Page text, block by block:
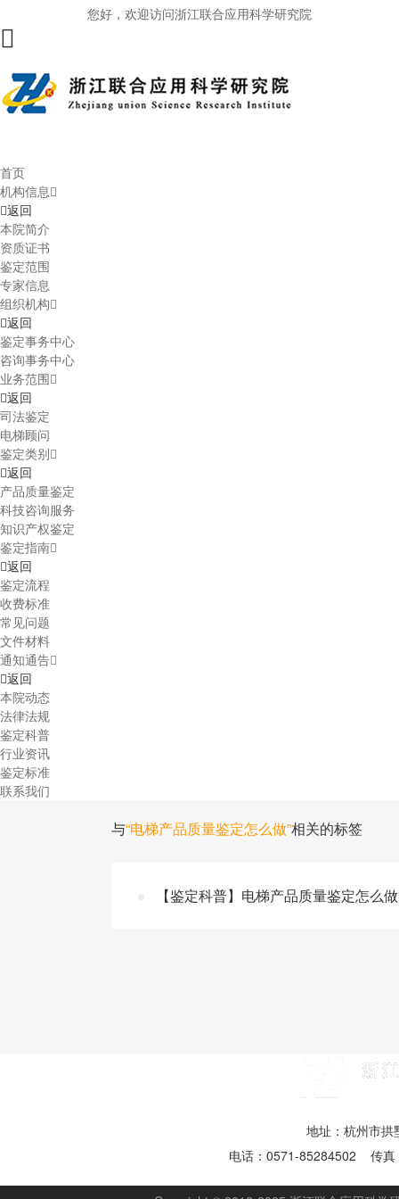
您好，欢迎访问浙江联合应用科学研究院
首页
机构信息
返回
本院简介
资质证书
鉴定范围
专家信息
组织机构
返回
鉴定事务中心
咨询事务中心
业务范围
返回
司法鉴定
电梯顾问
鉴定类别
返回
产品质量鉴定
科技咨询服务
知识产权鉴定
鉴定指南
返回
鉴定流程
收费标准
常见问题
文件材料
通知通告
返回
本院动态
法律法规
鉴定科普
行业资讯
鉴定标准
联系我们
与“电梯产品质量鉴定怎么做”相关的标签
【鉴定科普】电梯产品质量鉴定怎么
地址：杭州市拱
电话：0571-85284502 传